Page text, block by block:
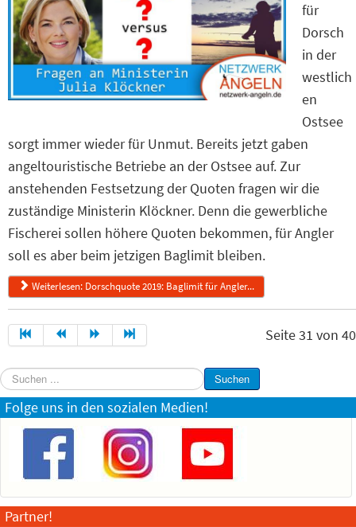
für
Dorsch
in der
westlich
en
Ostsee
sorgt immer wieder für Unmut. Bereits jetzt gaben
angeltouristische Betriebe an der Ostsee auf. Zur
anstehenden Festsetzung der Quoten fragen wir die
zuständige Ministerin Klöckner. Denn die gewerbliche
Fischerei sollen höhere Quoten bekommen, für Angler
soll es aber beim jetzigen Baglimit bleiben.
Weiterlesen: Dorschquote 2019: Baglimit für Angler...
Seite 31 von 40
Suchen
...
Suchen
Folge uns in den sozialen Medien!
Partner!